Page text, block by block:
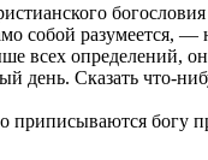
собой разумеется,
всех определений,
день. Сказать что-
богу